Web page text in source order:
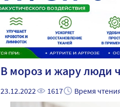
В мороз и жару люди
23.12.2022 1617 Время